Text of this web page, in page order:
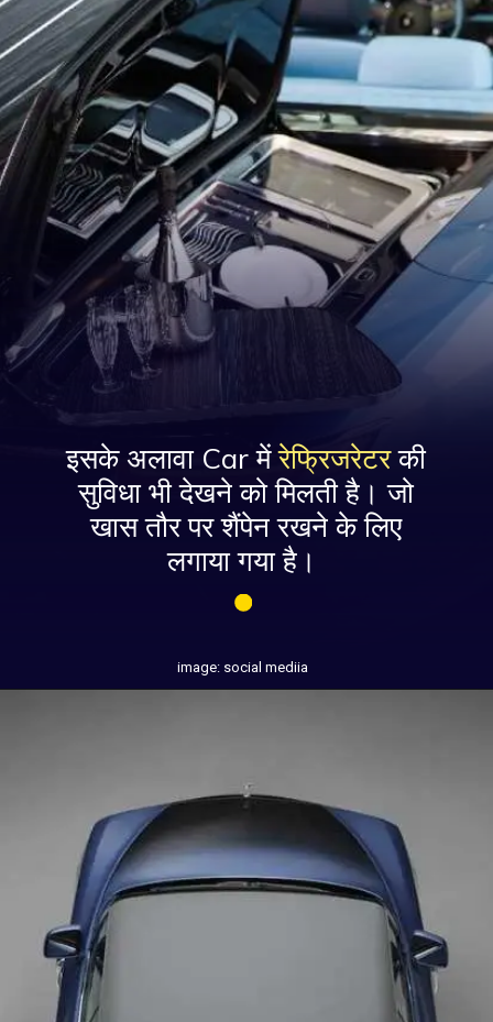
इसके अलावा Car मेंरेफ्रिजरेटरकी
सुविधा भी देखने को मिलती है। जो
खास तौर पर शैंपेन रखने के लिए
लगाया गया है।
image: social mediia